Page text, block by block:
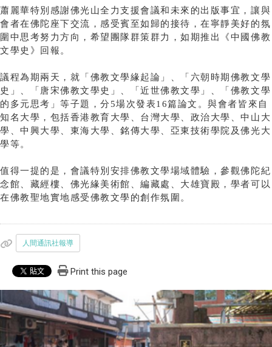
蕭麗華特別感謝佛光山全力支援會議和未來的出版事宜，讓與
會者在佛陀座下交流，感受賓至如歸的接待，在寧靜美好的氛
圍中思考努力方向，希望團隊群策群力，如期推出《中國佛教
文學史》回報。
議程為期兩天，就「佛教文學緣起論」、「六朝時期佛教文學
史」、「唐宋佛教文學史」、「近世佛教文學」、「佛教文學
的多元思考」等子題，分5場次發表16篇論文。與會者皆來自
知名大學，包括香港教育大學、台灣大學、政治大學、中山大
學、中興大學、東海大學、銘傳大學、亞東技術學院及佛光大
學等。
值得一提的是，會議特別安排佛教文學場域體驗，參觀佛陀紀
念館、藏經樓、佛光緣美術館、編藏處、大雄寶殿，學者可以
在佛教聖地實地感受佛教文學的創作氛圍。
人間通訊社報導
Print this page